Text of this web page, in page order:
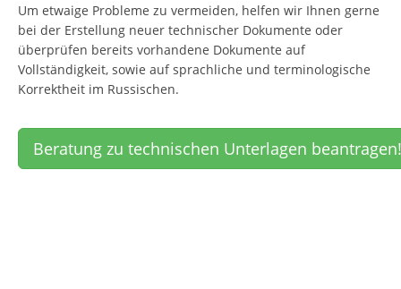
Um etwaige Probleme zu vermeiden, helfen wir Ihnen gerne
bei der Erstellung neuer technischer Dokumente oder
überprüfen bereits vorhandene Dokumente auf
Vollständigkeit, sowie auf sprachliche und terminologische
Korrektheit im Russischen.
Beratung zu technischen Unterlagen beantragen!